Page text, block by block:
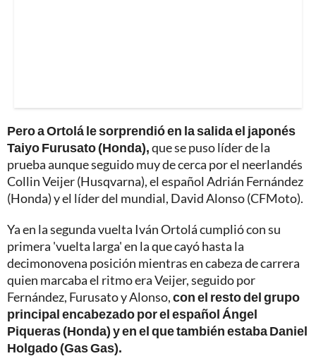
Pero a Ortolá le sorprendió en la salida el japonés
Taiyo Furusato (Honda),que se puso líder de la
prueba aunque seguido muy de cerca por el neerlandés
Collin Veijer (Husqvarna), el español Adrián Fernández
(Honda) y el líder del mundial, David Alonso (CFMoto).
Ya en la segunda vuelta Iván Ortolá cumplió con su
primera 'vuelta larga' en la que cayó hasta la
decimonovena posición mientras en cabeza de carrera
quien marcaba el ritmo era Veijer, seguido por
Fernández, Furusato y Alonso,con el resto del grupo
principal encabezado por el español Ángel
Piqueras (Honda) y en el que también estaba Daniel
Holgado (Gas Gas).